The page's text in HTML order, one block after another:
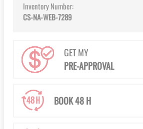
Inventory Number:
CS-NA-WEB-7289
GET MY
PRE-APPROVAL
BOOK 48 H